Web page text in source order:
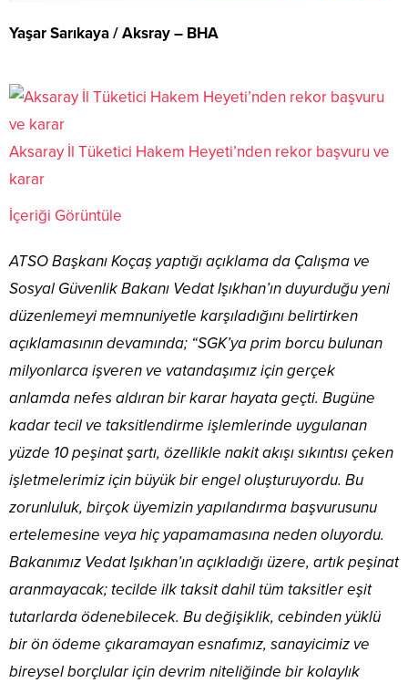
Yaşar Sarıkaya / Aksray – BHA
Aksaray İl Tüketici Hakem Heyeti’nden rekor başvuru ve
karar
İçeriği Görüntüle
ATSO Başkanı Koçaş yaptığı açıklama da Çalışma ve
Sosyal Güvenlik Bakanı Vedat Işıkhan’ın duyurduğu yeni
düzenlemeyi memnuniyetle karşıladığını belirtirken
açıklamasının devamında; “SGK’ya prim borcu bulunan
milyonlarca işveren ve vatandaşımız için gerçek
anlamda nefes aldıran bir karar hayata geçti. Bugüne
kadar tecil ve taksitlendirme işlemlerinde uygulanan
yüzde 10 peşinat şartı, özellikle nakit akışı sıkıntısı çeken
işletmelerimiz için büyük bir engel oluşturuyordu. Bu
zorunluluk, birçok üyemizin yapılandırma başvurusunu
ertelemesine veya hiç yapamamasına neden oluyordu.
Bakanımız Vedat Işıkhan’ın açıkladığı üzere, artık peşinat
aranmayacak; tecilde ilk taksit dahil tüm taksitler eşit
tutarlarda ödenebilecek. Bu değişiklik, cebinden yüklü
bir ön ödeme çıkaramayan esnafımız, sanayicimiz ve
bireysel borçlular için devrim niteliğinde bir kolaylık